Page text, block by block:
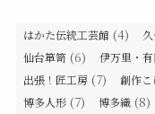
はかた伝統工芸館 (4)
仙台箪笥 (6) 伊万里・
出張！匠工房 (7) 創作こ
博多人形 (7) 博多織 (8)